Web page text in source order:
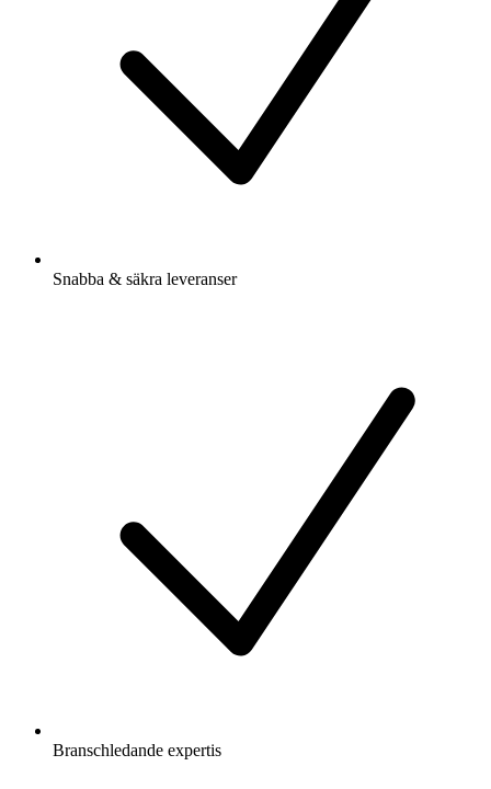
Snabba & säkra leveranser
Branschledande expertis